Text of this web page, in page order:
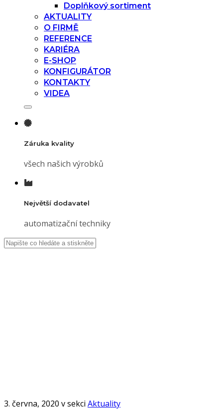
Doplňkový sortiment
AKTUALITY
O FIRMĚ
REFERENCE
KARIÉRA
E-SHOP
KONFIGURÁTOR
KONTAKTY
VIDEA
Záruka kvality
všech našich výrobků
Největší dodavatel
automatizační techniky
3. června, 2020 v sekci Aktuality